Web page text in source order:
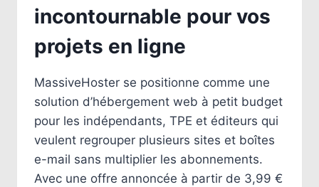
incontournable pour vos
projets en ligne
MassiveHoster se positionne comme une
solution d’hébergement web à petit budget
pour les indépendants, TPE et éditeurs qui
veulent regrouper plusieurs sites et boîtes
e-mail sans multiplier les abonnements.
Avec une offre annoncée à partir de 3,99 €